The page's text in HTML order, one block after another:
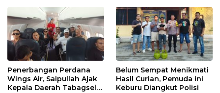
Penerbangan Perdana
Wings Air, Saipullah Ajak
Kepala Daerah Tabagsel
Belum Sempat Menikmati
Hasil Curian, Pemuda ini
Keburu Diangkut Polisi